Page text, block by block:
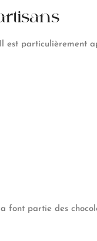
particulièrement
font partie des